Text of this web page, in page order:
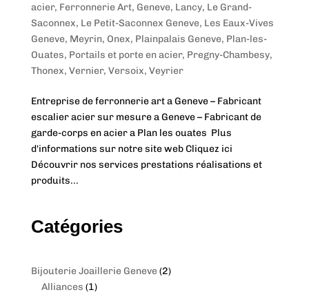
acier, Ferronnerie Art, Geneve, Lancy, Le Grand-
Saconnex, Le Petit-Saconnex Geneve, Les Eaux-Vives
Geneve, Meyrin, Onex, Plainpalais Geneve, Plan-les-
Ouates, Portails et porte en acier, Pregny-Chambesy,
Thonex, Vernier, Versoix, Veyrier
Entreprise de ferronnerie art a Geneve – Fabricant
escalier acier sur mesure a Geneve – Fabricant de
garde-corps en acier a Plan les ouates Plus
d'informations sur notre site web Cliquez ici
Découvrir nos services prestations réalisations et
produits...
Catégories
Bijouterie Joaillerie Geneve 22
Alliances 11